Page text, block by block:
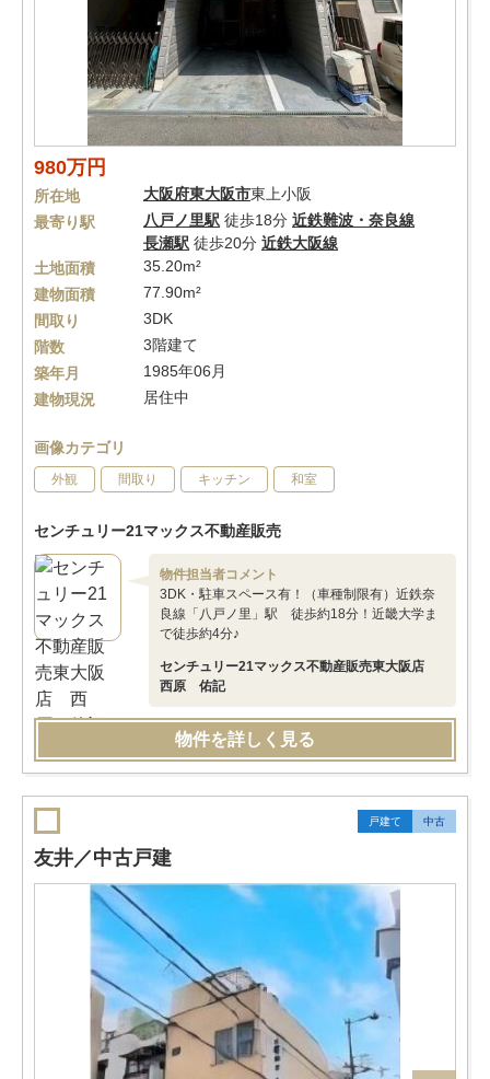
980万円
所在地 大阪府東大阪市東上小阪
最寄り駅
八戸ノ里駅 徒歩18分 近鉄難波・奈良線
長瀬駅 徒歩20分 近鉄大阪線
土地面積
35.20m²
建物面積
77.90m²
間取り
3DK
階数
3階建て
築年月
1985年06月
建物現況
居住中
画像カテゴリ
外観 間取り キッチン 和室
センチュリー21マックス不動産販売
物件担当者コメント
3DK・駐車スペース有！（車種制限有）近鉄奈
良線「八戸ノ里」駅 徒歩約18分！近畿大学ま
で徒歩約4分♪
センチュリー21マックス不動産販売東大阪店
西原 佑記
物件を詳しく見る
戸建て 中古
友井／中古戸建